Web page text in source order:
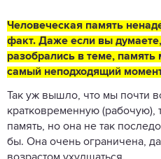
Человеческая память
факт. Даже если вы
разобрались в теме, память
самый неподходящий
Так уж вышло, что мы почти
кратковременную ­(рабочую),
память, но она не так
бы. Она очень ограничена,